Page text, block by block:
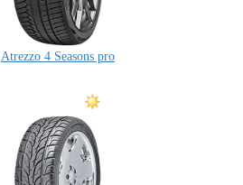
Atrezzo 4 Seasons pro